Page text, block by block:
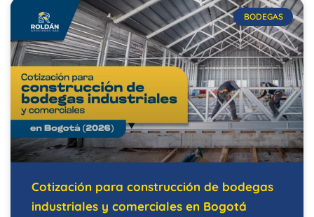
BODEGAS
Cotización para construcción de bodegas
industriales y comerciales en Bogotá